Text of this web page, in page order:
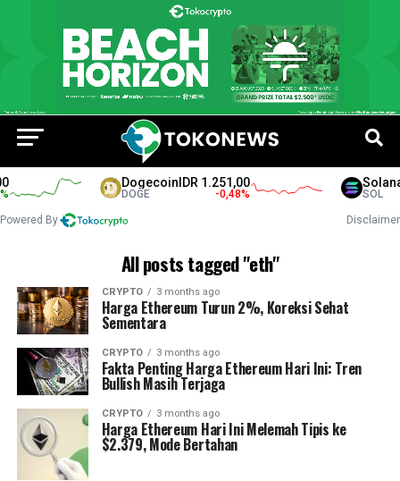
DogecoinIDR 1.251,00
DOGE -0,48%
Solana
SOL
Powered By Disclaimer
All posts tagged "eth"
CRYPTO 3 months ago
Harga Ethereum Turun 2%, Koreksi Sehat
Sementara
CRYPTO 3 months ago
Fakta Penting Harga Ethereum Hari Ini: Tren
Bullish Masih Terjaga
CRYPTO 3 months ago
Harga Ethereum Hari Ini Melemah Tipis ke
$2.379, Mode Bertahan